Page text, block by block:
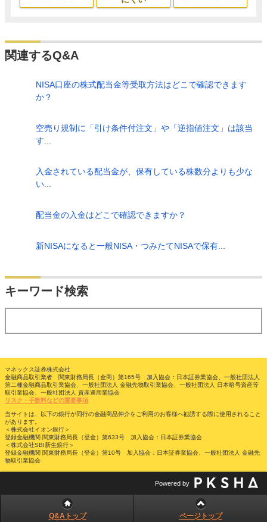
関連するQ&A
NISA口座の株式配当金等受取方法はどこで確認できます
か？
空売り規制に「引け条件付注文」や「逆指値注文」は該当
す...
入金されている配当金が、保有している株数分よりも少な
い...
配当金の入金はどこで確認できますか？
新NISAになると一般NISA・つみたてNISAで保有...
キーワード検索
マネックス証券株式会社
金融商品取引業者 関東財務局長（金商）第165号 加入協会：日本証券業協会、一般社団法人
第二種金融商品取引業協会、一般社団法人 金融先物取引業協会、一般社団法人 日本暗号資産等
取引業協会、一般社団法人 資産運用業協会
リスク・手数料などの重要事項
当サイトは、以下の銀行が同行の金融商品仲介をご利用のお客様へ勧誘する際に使用されること
があります。
＜株式会社イオン銀行＞
登録金融機関 関東財務局長（登金）第633号 加入協会：日本証券業協会
＜株式会社SBI新生銀行＞
登録金融機関 関東財務局長（登金）第10号 加入協会：日本証券業協会、一般社団法人 金融先
物取引業協会
Powered by
Q&Aトップ ページトップ